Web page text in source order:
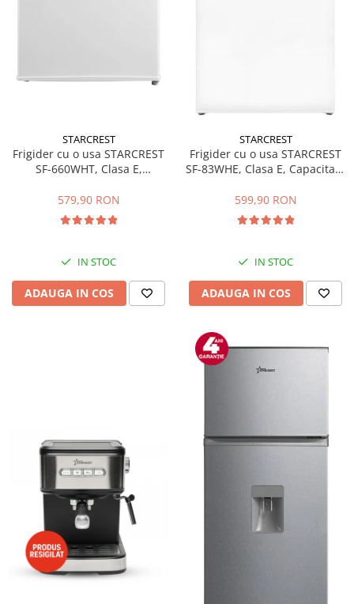
STARCREST
Frigider cu o usa STARCREST
SF-660WHT, Clasa E,
579,90 RON
IN STOC
ADAUGA IN COS
STARCREST
Frigider cu o usa STARCREST
SF-83WHE, Clasa E, Capacitate
Compartiment gheata, H 85
cm, Alb
599,90 RON
IN STOC
ADAUGA IN COS